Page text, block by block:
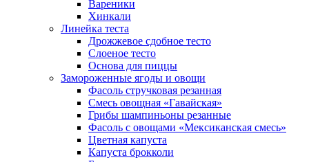
Вареники
Хинкали
Линейка теста
Дрожжевое сдобное тесто
Слоеное тесто
Основа для пиццы
Замороженные ягоды и овощи
Фасоль стручковая резанная
Смесь овощная «Гавайская»
Грибы шампиньоны резанные
Фасоль с овощами «Мексиканская смесь»
Цветная капуста
Капуста брокколи